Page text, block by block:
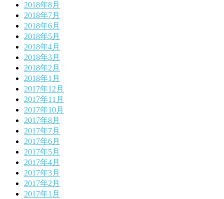
2018年8月
2018年7月
2018年6月
2018年5月
2018年4月
2018年3月
2018年2月
2018年1月
2017年12月
2017年11月
2017年10月
2017年8月
2017年7月
2017年6月
2017年5月
2017年4月
2017年3月
2017年2月
2017年1月